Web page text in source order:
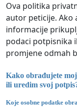
Ova politika
autor peticije. Ako
informacije
podaci potpisnika
promjene odmah
Kako obrađujete
ili uredim svoj
Koje osobne podatke